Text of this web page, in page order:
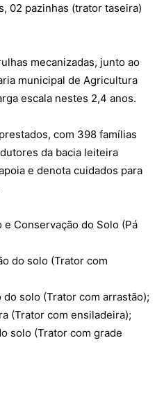
02 pazinhas (trator taseira)
mecanizadas, junto ao
municipal de Agricultura
escala nestes 2,4 anos.
com 398 famílias
da bacia leiteira
e denota cuidados para
Conservação do Solo (Pá
do solo (Trator com
solo (Trator com arrastão);
(Trator com ensiladeira);
solo (Trator com grade